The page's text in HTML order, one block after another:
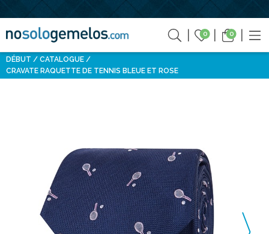
0 0
DÉBUT
CATALOGUE
CRAVATE RAQUETTE DE TENNIS BLEUE ET ROSE